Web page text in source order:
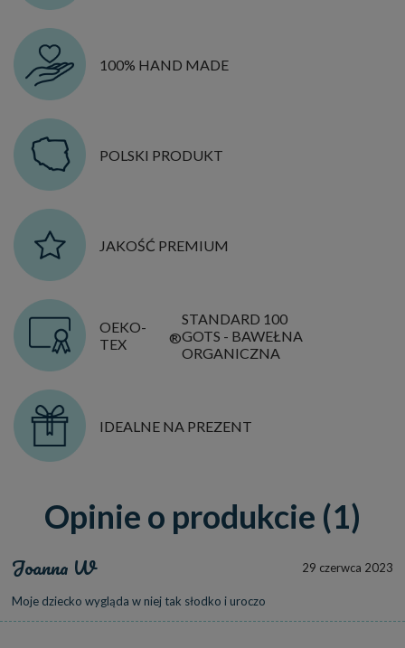
100% HAND MADE
POLSKI PRODUKT
JAKOŚĆ PREMIUM
OEKO-
TEX
®
STANDARD 100
GOTS - BAWEŁNA
ORGANICZNA
IDEALNE NA PREZENT
Opinie o produkcie (1)
Joanna W 29 czerwca 2023
Moje dziecko wygląda w niej tak słodko i uroczo